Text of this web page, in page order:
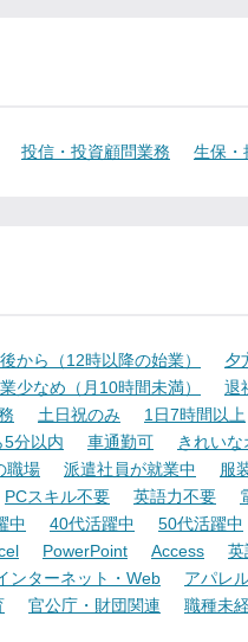
投信・投資顧問業務 生保・
から（12時以降の始業） 夕
少なめ（月10時間未満） 退
土日祝のみ 1日7時間以上
5分以内 車通勤可 きれいな
職場 派遣社員が就業中 服
PCスキル不要 英語力不要
中 40代活躍中 50代活躍中
PowerPoint Access 英
ンターネット・Web アパレ
官公庁・財団関連 職種未